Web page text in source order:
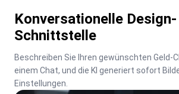
Konversationelle Design-
Schnittstelle
Beschreiben Sie Ihren gewünschten Geld-
einem Chat, und die KI generiert sofort
Einstellungen.